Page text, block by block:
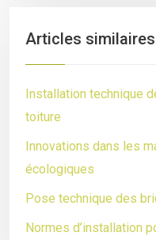
Articles similaires
Installation technique
toiture
Innovations dans les
écologiques
Pose technique des
Normes d’installation